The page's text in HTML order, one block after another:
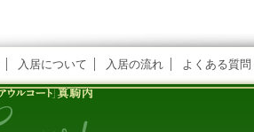
入居について 入居の流れ よくある質問